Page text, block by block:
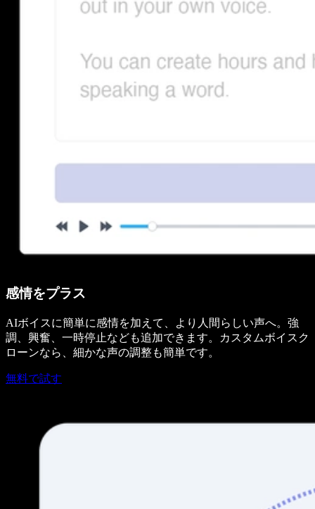
感情をプラス
AIボイスに簡単に感情を加えて、より人間らしい声へ。強
調、興奮、一時停止なども追加できます。カスタムボイスク
ローンなら、細かな声の調整も簡単です。
無料で試す